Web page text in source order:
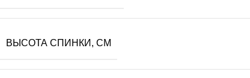
ВЫСОТА СПИНКИ, СМ